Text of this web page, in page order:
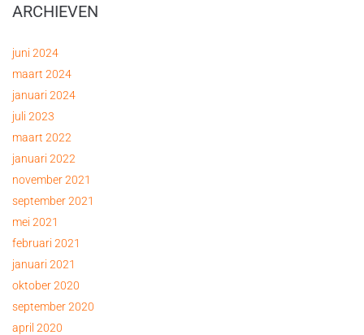
ARCHIEVEN
juni 2024
maart 2024
januari 2024
juli 2023
maart 2022
januari 2022
november 2021
september 2021
mei 2021
februari 2021
januari 2021
oktober 2020
september 2020
april 2020